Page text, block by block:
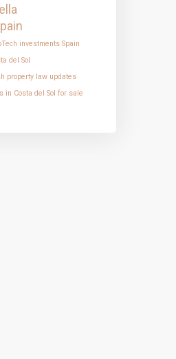
investments Spain
del Sol
property law updates
in Costa del Sol for sale